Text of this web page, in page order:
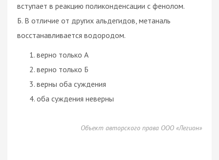
вступает в реакцию поликонденсации с фенолом.
Б. В отличие от других альдегидов, метаналь
восстанавливается водородом.
верно только А
верно только Б
верны оба суждения
оба суждения неверны
Объект авторского права ООО «Легион»